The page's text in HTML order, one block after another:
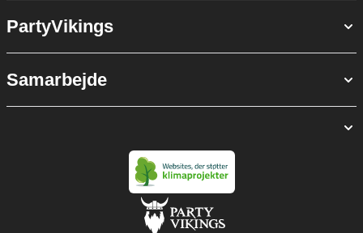
PartyVikings
Samarbejde